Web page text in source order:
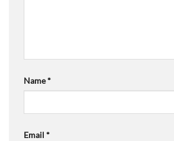
Name*
Email *